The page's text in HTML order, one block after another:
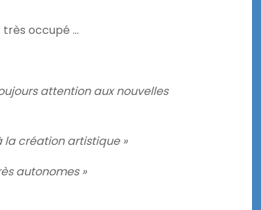
très occupé …
attention aux nouvelles
la création artistique »
autonomes »